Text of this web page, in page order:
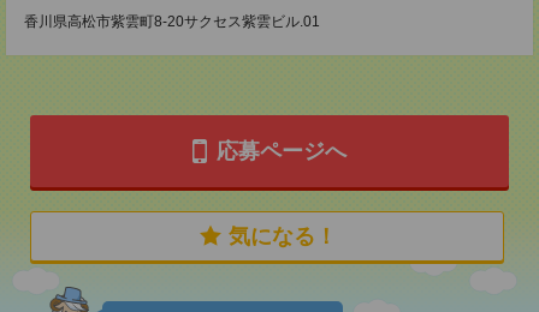
香川県高松市紫雲町8-20サクセス紫雲ビル.01
応募ページへ
気になる！